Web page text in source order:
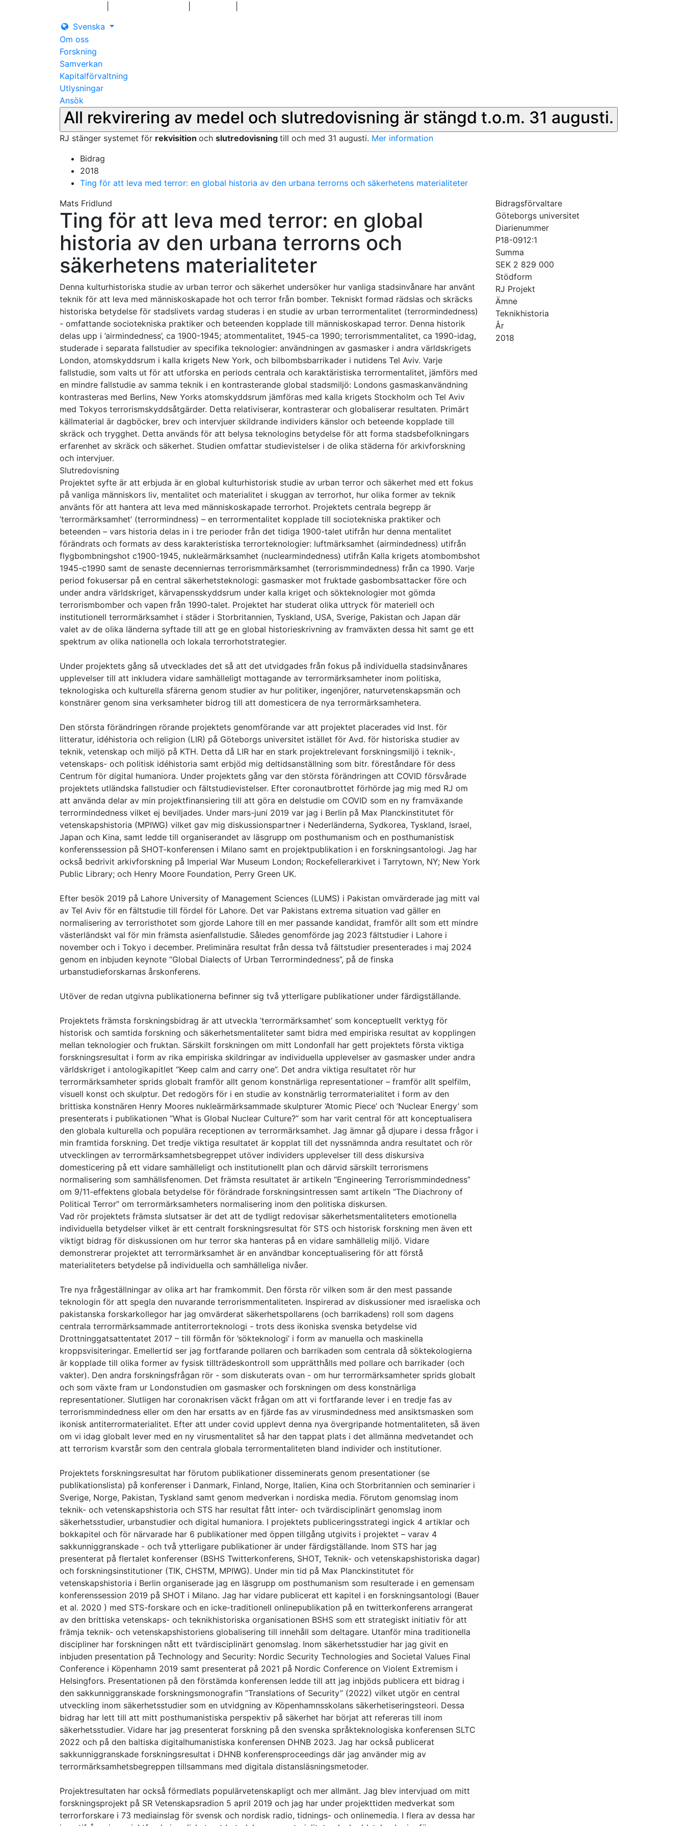
Svenska
Om oss
Forskning
Samverkan
Kapitalförvaltning
Utlysningar
Ansök
All rekvirering av medel och slutredovisning är stängd t.o.m. 31 augusti.
RJ stänger systemet för rekvisition och slutredovisning till och med 31 augusti. Mer information
Bidrag
2018
Ting för att leva med terror: en global historia av den urbana terrorns och säkerhetens materialiteter
Mats Fridlund
Ting för att leva med terror: en global
historia av den urbana terrorns och
säkerhetens materialiteter
Denna kulturhistoriska studie av urban terror och säkerhet undersöker hur vanliga stadsinvånare har använt
teknik för att leva med människoskapade hot och terror från bomber. Tekniskt formad rädslas och skräcks
historiska betydelse för stadslivets vardag studeras i en studie av urban terrormentalitet (terrormindedness)
- omfattande sociotekniska praktiker och beteenden kopplade till människoskapad terror. Denna historik
delas upp i ’airmindedness’, ca 1900-1945; atommentalitet, 1945-ca 1990; terrorismmentalitet, ca 1990-idag,
studerade i separata fallstudier av specifika teknologier: användningen av gasmasker i andra världskrigets
London, atomskyddsrum i kalla krigets New York, och bilbombsbarrikader i nutidens Tel Aviv. Varje
fallstudie, som valts ut för att utforska en periods centrala och karaktäristiska terrormentalitet, jämförs med
en mindre fallstudie av samma teknik i en kontrasterande global stadsmiljö: Londons gasmaskanvändning
kontrasteras med Berlins, New Yorks atomskyddsrum jämföras med kalla krigets Stockholm och Tel Aviv
med Tokyos terrorismskyddsåtgärder. Detta relativiserar, kontrasterar och globaliserar resultaten. Primärt
källmaterial är dagböcker, brev och intervjuer skildrande individers känslor och beteende kopplade till
skräck och trygghet. Detta används för att belysa teknologins betydelse för att forma stadsbefolkningars
erfarenhet av skräck och säkerhet. Studien omfattar studievistelser i de olika städerna för arkivforskning
och intervjuer.
Slutredovisning
Projektet syfte är att erbjuda är en global kulturhistorisk studie av urban terror och säkerhet med ett fokus
på vanliga människors liv, mentalitet och materialitet i skuggan av terrorhot, hur olika former av teknik
använts för att hantera att leva med människoskapade terrorhot. Projektets centrala begrepp är
’terrormärksamhet’ (terrormindness) – en terrormentalitet kopplade till sociotekniska praktiker och
beteenden – vars historia delas in i tre perioder från det tidiga 1900-talet utifrån hur denna mentalitet
förändrats och formats av dess karakteristiska terrorteknologier: luftmärksamhet (airmindedness) utifrån
flygbombningshot c1900-1945, nukleärmärksamhet (nuclearmindedness) utifrån Kalla krigets atombombshot
1945-c1990 samt de senaste decenniernas terrorismmärksamhet (terrorismmindedness) från ca 1990. Varje
period fokusersar på en central säkerhetsteknologi: gasmasker mot fruktade gasbombsattacker före och
under andra världskriget, kärvapensskyddsrum under kalla kriget och sökteknologier mot gömda
terrorismbomber och vapen från 1990-talet. Projektet har studerat olika uttryck för materiell och
institutionell terrormärksamhet i städer i Storbritannien, Tyskland, USA, Sverige, Pakistan och Japan där
valet av de olika länderna syftade till att ge en global historieskrivning av framväxten dessa hit samt ge ett
spektrum av olika nationella och lokala terrorhotstrategier.
Under projektets gång så utvecklades det så att det utvidgades från fokus på individuella stadsinvånares
upplevelser till att inkludera vidare samhälleligt mottagande av terrormärksamheter inom politiska,
teknologiska och kulturella sfärerna genom studier av hur politiker, ingenjörer, naturvetenskapsmän och
konstnärer genom sina verksamheter bidrog till att domesticera de nya terrormärksamhetera.
Den största förändringen rörande projektets genomförande var att projektet placerades vid Inst. för
litteratur, idéhistoria och religion (LIR) på Göteborgs universitet istället för Avd. för historiska studier av
teknik, vetenskap och miljö på KTH. Detta då LIR har en stark projektrelevant forskningsmiljö i teknik-,
vetenskaps- och politisk idéhistoria samt erbjöd mig deltidsanställning som bitr. föreståndare för dess
Centrum för digital humaniora. Under projektets gång var den största förändringen att COVID försvårade
projektets utländska fallstudier och fältstudievistelser. Efter coronautbrottet förhörde jag mig med RJ om
att använda delar av min projektfinansiering till att göra en delstudie om COVID som en ny framväxande
terrormindedness vilket ej beviljades. Under mars-juni 2019 var jag i Berlin på Max Planckinstitutet för
vetenskapshistoria (MPIWG) vilket gav mig diskussionspartner i Nederländerna, Sydkorea, Tyskland, Israel,
Japan och Kina, samt ledde till organiserandet av läsgrupp om posthumanism och en posthumanistisk
konferenssession på SHOT-konferensen i Milano samt en projektpublikation i en forskningsantologi. Jag har
också bedrivit arkivforskning på Imperial War Museum London; Rockefellerarkivet i Tarrytown, NY; New York
Public Library; och Henry Moore Foundation, Perry Green UK.
Efter besök 2019 på Lahore University of Management Sciences (LUMS) i Pakistan omvärderade jag mitt val
av Tel Aviv för en fältstudie till fördel för Lahore. Det var Pakistans extrema situation vad gäller en
normalisering av terroristhotet som gjorde Lahore till en mer passande kandidat, framför allt som ett mindre
västerländskt val för min främsta asienfallstudie. Således genomförde jag 2023 fältstudier i Lahore i
november och i Tokyo i december. Preliminära resultat från dessa två fältstudier presenterades i maj 2024
genom en inbjuden keynote “Global Dialects of Urban Terrormindedness”, på de finska
urbanstudieforskarnas årskonferens.
Utöver de redan utgivna publikationerna befinner sig två ytterligare publikationer under färdigställande.
Projektets främsta forskningsbidrag är att utveckla ’terrormärksamhet’ som konceptuellt verktyg för
historisk och samtida forskning och säkerhetsmentaliteter samt bidra med empiriska resultat av kopplingen
mellan teknologier och fruktan. Särskilt forskningen om mitt Londonfall har gett projektets första viktiga
forskningsresultat i form av rika empiriska skildringar av individuella upplevelser av gasmasker under andra
världskriget i antologikapitlet “Keep calm and carry one”. Det andra viktiga resultatet rör hur
terrormärksamheter sprids globalt framför allt genom konstnärliga representationer – framför allt spelfilm,
visuell konst och skulptur. Det redogörs för i en studie av konstnärlig terrormaterialitet i form av den
brittiska konstnären Henry Moores nukleärmärksammade skulpturer ’Atomic Piece’ och ’Nuclear Energy’ som
presenterats i publikationen ”What is Global Nuclear Culture?” som har varit central för att konceptualisera
den globala kulturella och populära receptionen av terrormärksamhet. Jag ämnar gå djupare i dessa frågor i
min framtida forskning. Det tredje viktiga resultatet är kopplat till det nyssnämnda andra resultatet och rör
utvecklingen av terrormärksamhetsbegreppet utöver individers upplevelser till dess diskursiva
domesticering på ett vidare samhälleligt och institutionellt plan och därvid särskilt terrorismens
normalisering som samhällsfenomen. Det främsta resultatet är artikeln “Engineering Terrorismmindedness”
om 9/11-effektens globala betydelse för förändrade forskningsintressen samt artikeln “The Diachrony of
Political Terror” om terrormärksamheters normalisering inom den politiska diskursen.
Vad rör projektets främsta slutsatser är det att de tydligt redovisar säkerhetsmentaliteters emotionella
individuella betydelser vilket är ett centralt forskningsresultat för STS och historisk forskning men även ett
viktigt bidrag för diskussionen om hur terror ska hanteras på en vidare samhällelig miljö. Vidare
demonstrerar projektet att terrormärksamhet är en användbar konceptualisering för att förstå
materialiteters betydelse på individuella och samhälleliga nivåer.
Tre nya frågeställningar av olika art har framkommit. Den första rör vilken som är den mest passande
teknologin för att spegla den nuvarande terrorismmentaliteten. Inspirerad av diskussioner med israeliska och
pakistanska forskarkollegor har jag omvärderat säkerhetspollarens (och barrikadens) roll som dagens
centrala terrormärksammade antiterrorteknologi - trots dess ikoniska svenska betydelse vid
Drottninggatsattentatet 2017 – till förmån för ’sökteknologi’ i form av manuella och maskinella
kroppsvisiteringar. Emellertid ser jag fortfarande pollaren och barrikaden som centrala då söktekologierna
är kopplade till olika former av fysisk tillträdeskontroll som upprätthålls med pollare och barrikader (och
vakter). Den andra forskningsfrågan rör - som diskuterats ovan - om hur terrormärksamheter sprids globalt
och som växte fram ur Londonstudien om gasmasker och forskningen om dess konstnärliga
representationer. Slutligen har coronakrisen väckt frågan om att vi fortfarande lever i en tredje fas av
terrorismmindedness eller om den har ersatts av en fjärde fas av virusmindedness med ansiktsmasken som
ikonisk antiterrormaterialitet. Efter att under covid upplevt denna nya övergripande hotmentaliteten, så även
om vi idag globalt lever med en ny virusmentalitet så har den tappat plats i det allmänna medvetandet och
att terrorism kvarstår som den centrala globala terrormentaliteten bland individer och institutioner.
Projektets forskningsresultat har förutom publikationer disseminerats genom presentationer (se
publikationslista) på konferenser i Danmark, Finland, Norge, Italien, Kina och Storbritannien och seminarier i
Sverige, Norge, Pakistan, Tyskland samt genom medverkan i nordiska media. Förutom genomslag inom
teknik- och vetenskapshistoria och STS har resultat fått inter- och tvärdisciplinärt genomslag inom
säkerhetsstudier, urbanstudier och digital humaniora. I projektets publiceringsstrategi ingick 4 artiklar och
bokkapitel och för närvarade har 6 publikationer med öppen tillgång utgivits i projektet – varav 4
sakkunniggranskade - och två ytterligare publikationer är under färdigställande. Inom STS har jag
presenterat på flertalet konferenser (BSHS Twitterkonferens, SHOT, Teknik- och vetenskapshistoriska dagar)
och forskningsinstitutioner (TIK, CHSTM, MPIWG). Under min tid på Max Planckinstitutet för
vetenskapshistoria i Berlin organiserade jag en läsgrupp om posthumanism som resulterade i en gemensam
konferenssession 2019 på SHOT i Milano. Jag har vidare publicerat ett kapitel i en forskningsantologi (Bauer
et al. 2020 ) med STS-forskare och en icke-traditionell onlinepublikation på en twitterkonferens arrangerat
av den brittiska vetenskaps- och teknikhistoriska organisationen BSHS som ett strategiskt initiativ för att
främja teknik- och vetenskapshistoriens globalisering till innehåll som deltagare. Utanför mina traditionella
discipliner har forskningen nått ett tvärdisciplinärt genomslag. Inom säkerhetsstudier har jag givit en
inbjuden presentation på Technology and Security: Nordic Security Technologies and Societal Values Final
Conference i Köpenhamn 2019 samt presenterat på 2021 på Nordic Conference on Violent Extremism i
Helsingfors. Presentationen på den förstämda konferensen ledde till att jag inbjöds publicera ett bidrag i
den sakkunniggranskade forskningsmonografin ”Translations of Security” (2022) vilket utgör en central
utveckling inom säkerhetsstudier som en utvidgning av Köpenhamnsskolans säkerhetiseringsteori. Dessa
bidrag har lett till att mitt posthumanistiska perspektiv på säkerhet har börjat att refereras till inom
säkerhetsstudier. Vidare har jag presenterat forskning på den svenska språkteknologiska konferensen SLTC
2022 och på den baltiska digitalhumanistiska konferensen DHNB 2023. Jag har också publicerat
sakkunniggranskade forskningsresultat i DHNB konferensproceedings där jag använder mig av
terrormärksamhetsbegreppen tillsammans med digitala distansläsningsmetoder.
Projektresultaten har också förmedlats populärvetenskapligt och mer allmänt. Jag blev intervjuad om mitt
forskningsprojekt på SR Vetenskapsradion 5 april 2019 och jag har under projekttiden medverkat som
terrorforskare i 73 mediainslag för svensk och nordisk radio, tidnings- och onlinemedia. I flera av dessa har
Bidragsförvaltare
Göteborgs universitet
Diarienummer
P18-0912:1
Summa
SEK 2 829 000
Stödform
RJ Projekt
Ämne
Teknikhistoria
År
2018